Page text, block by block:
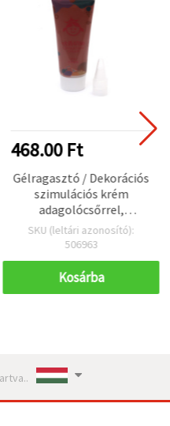
468.00 Ft
Gélragasztó / Dekorációs
szimulációs krém
adagolócsőrrel,
cserépvörös, 50 ml
SKU (leltári azonosító):
506963
Kosárba